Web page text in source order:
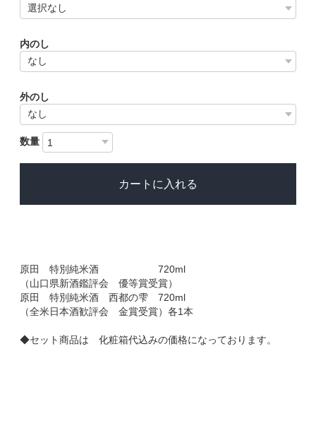
内のし
外のし
数量
カートに入れる
原田 特別純米酒 720ml
（山口県新酒鑑評会 優等賞受賞）
原田 特別純米酒 西都の雫 720ml
（全米日本酒歓評会 金賞受賞）各1本
◆セット商品は 化粧箱代込みの価格になっております。